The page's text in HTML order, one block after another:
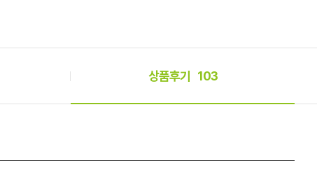
상품후기 103